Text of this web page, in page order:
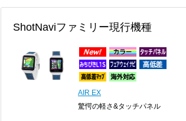
ShotNaviファミリー現行機種
AIR EX
驚愕の軽さ&タッチパネル